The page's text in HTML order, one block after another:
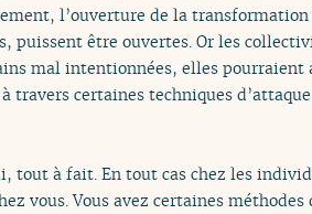
l’ouverture de la
puissent être ouvertes. Or les
mal intentionnées, elles
travers certaines techniques
tout à fait. En tout cas chez les
vous. Vous avez certaines méthodes